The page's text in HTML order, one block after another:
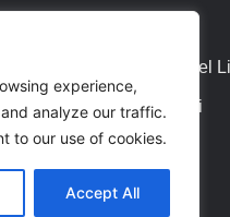
experience,
analyze our traffic.
to our use of cookies.
Accept All
Casa del
Contatti